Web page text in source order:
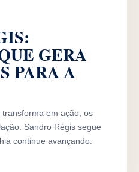
GERA
PARA A
em ação, os
Sandro Régis segue
continue avançando.